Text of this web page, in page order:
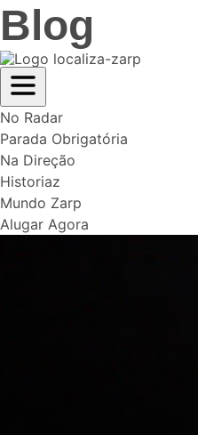
Blog
No Radar
Parada Obrigatória
Na Direção
Historiaz
Mundo Zarp
Alugar Agora